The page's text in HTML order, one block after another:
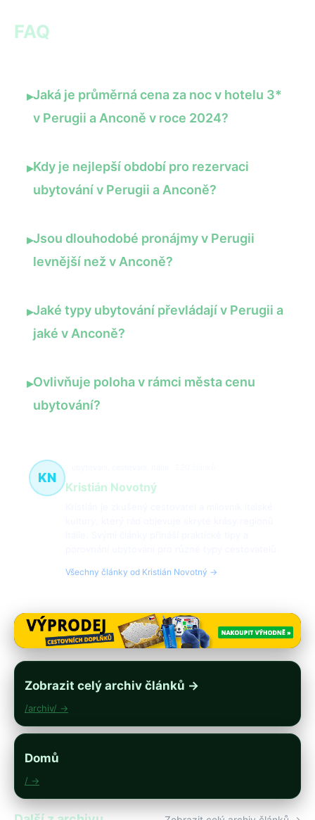
FAQ
▸Jaká je průměrná cena za noc v hotelu 3*
v Perugii a Anconě v roce 2024?
▸Kdy je nejlepší období pro rezervaci
ubytování v Perugii a Anconě?
▸Jsou dlouhodobé pronájmy v Perugii
levnější než v Anconě?
▸Jaké typy ubytování převládají v Perugii a
jaké v Anconě?
▸Ovlivňuje poloha v rámci města cenu
ubytování?
KN
Kristián Novotný
Všechny články od Kristián Novotný →
Zobrazit celý archiv článků →
/archiv/ →
Domů
/ →